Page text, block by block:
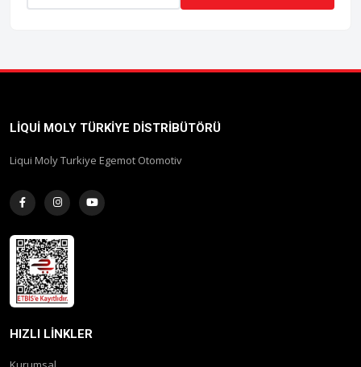
LIQUI MOLY TÜRKIYE DISTRIBÜTÖRÜ
Liqui Moly Turkiye Egemot Otomotiv
HIZLI LINKLER